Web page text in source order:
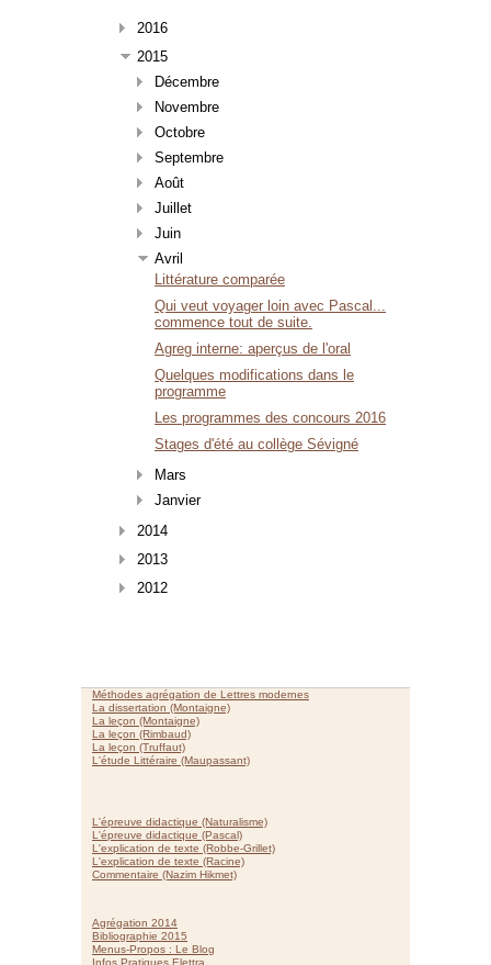
2016
2015
Décembre
Novembre
Octobre
Septembre
Août
Juillet
Juin
Avril
Littérature comparée
Qui veut voyager loin avec Pascal...
commence tout de suite.
Agreg interne: aperçus de l'oral
Quelques modifications dans le
programme
Les programmes des concours 2016
Stages d'été au collège Sévigné
Mars
Janvier
2014
2013
2012
Méthodes agrégation de Lettres modernes
La dissertation (Montaigne)
La leçon (Montaigne)
La leçon (Rimbaud)
La leçon (Truffaut)
L'étude Littéraire (Maupassant)
L'épreuve didactique (Naturalisme)
L'épreuve didactique (Pascal)
L'explication de texte (Robbe-Grillet)
L'explication de texte (Racine)
Commentaire (Nazim Hikmet)
Agrégation 2014
Bibliographie 2015
Menus-Propos : Le Blog
Infos Pratiques Elettra